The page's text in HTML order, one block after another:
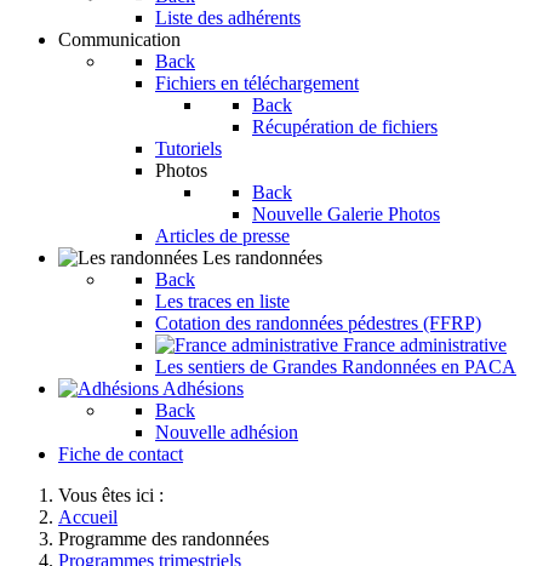
Liste des adhérents
Communication
Back
Fichiers en téléchargement
Back
Récupération de fichiers
Tutoriels
Photos
Back
Nouvelle Galerie Photos
Articles de presse
Les randonnées
Back
Les traces en liste
Cotation des randonnées pédestres (FFRP)
France administrative
Les sentiers de Grandes Randonnées en PACA
Adhésions
Back
Nouvelle adhésion
Fiche de contact
Vous êtes ici :
Accueil
Programme des randonnées
Programmes trimestriels